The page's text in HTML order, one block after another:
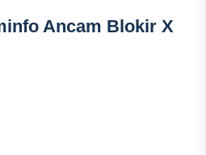
Ancam Blokir X